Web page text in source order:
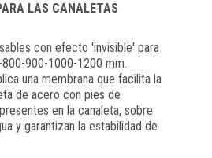
LAS CANALETAS
con efecto 'invisible' para
900-1000-1200 mm.
una membrana que facilita la
de acero con pies de
en la canaleta, sobre
y garantizan la estabilidad de